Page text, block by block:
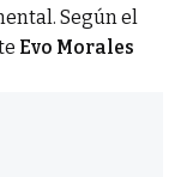
Según el
Evo Morales